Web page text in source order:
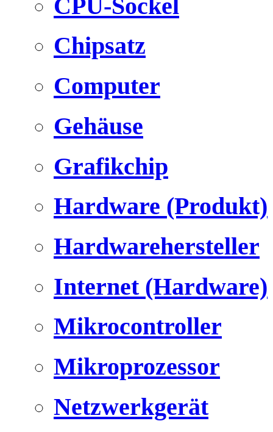
CPU-Sockel
Chipsatz
Computer
Gehäuse
Grafikchip
Hardware (Produkt)
Hardwarehersteller
Internet (Hardware)
Mikrocontroller
Mikroprozessor
Netzwerkgerät